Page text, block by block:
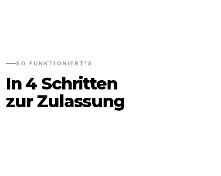
SO FUNKTIONIERT'S
In 4 Schritten
zur Zulassung